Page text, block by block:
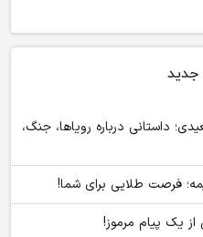
جدید
داستانی درباره رویاها، جنگ،
فرصت طلایی برای شما!
یک پیام مرموز!